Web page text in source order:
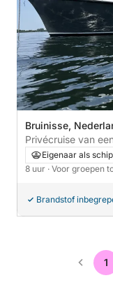
Bruinisse,
Privécruise van
Eigenaar als
8 uur · Voor groepen
Brandstof
1